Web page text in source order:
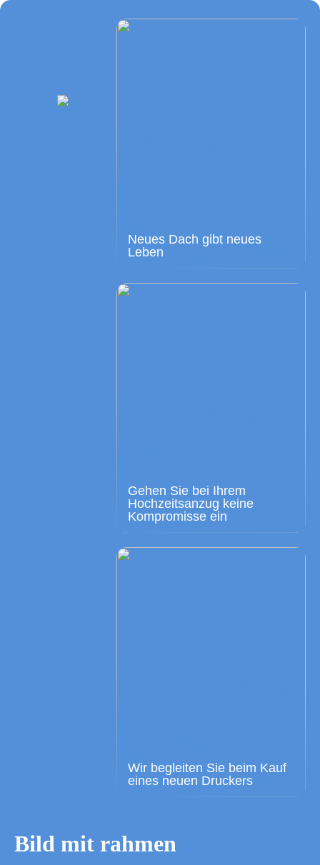
Neues Dach gibt neues
Leben
Gehen Sie bei Ihrem
Hochzeitsanzug keine
Kompromisse ein
Wir begleiten Sie beim Kauf
eines neuen Druckers
Bild mit rahmen